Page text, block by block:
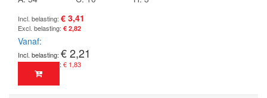
€ 3,41
€ 2,82
Vanaf
€ 2,21
€ 1,83